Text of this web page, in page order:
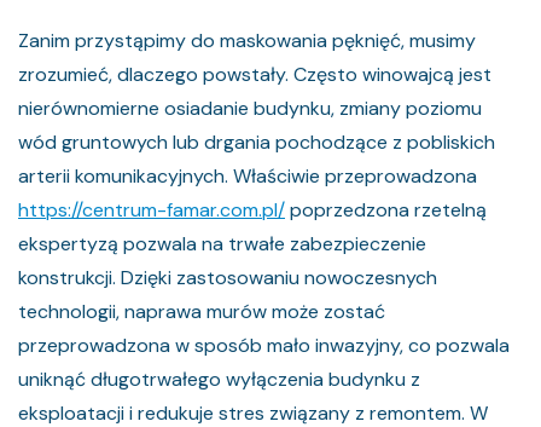
Zanim przystąpimy do maskowania pęknięć, musimy
zrozumieć, dlaczego powstały. Często winowajcą jest
nierównomierne osiadanie budynku, zmiany poziomu
wód gruntowych lub drgania pochodzące z pobliskich
arterii komunikacyjnych. Właściwie przeprowadzona
https://centrum-famar.com.pl/poprzedzona rzetelną
ekspertyzą pozwala na trwałe zabezpieczenie
konstrukcji. Dzięki zastosowaniu nowoczesnych
technologii, naprawa murów może zostać
przeprowadzona w sposób mało inwazyjny, co pozwala
uniknąć długotrwałego wyłączenia budynku z
eksploatacji i redukuje stres związany z remontem. W